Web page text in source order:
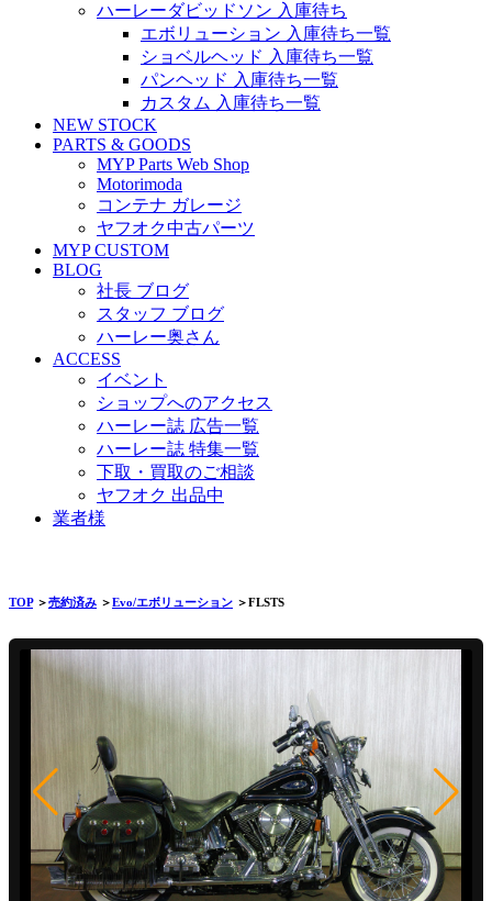
ハーレーダビッドソン 入庫待ち
エボリューション 入庫待ち一覧
ショベルヘッド 入庫待ち一覧
パンヘッド 入庫待ち一覧
カスタム 入庫待ち一覧
NEW STOCK
PARTS & GOODS
MYP Parts Web Shop
Motorimoda
コンテナ ガレージ
ヤフオク中古パーツ
MYP CUSTOM
BLOG
社長 ブログ
スタッフ ブログ
ハーレー奥さん
ACCESS
イベント
ショップへのアクセス
ハーレー誌 広告一覧
ハーレー誌 特集一覧
下取・買取のご相談
ヤフオク 出品中
業者様
TOP＞売約済み ＞Evo/エボリューション ＞FLSTS